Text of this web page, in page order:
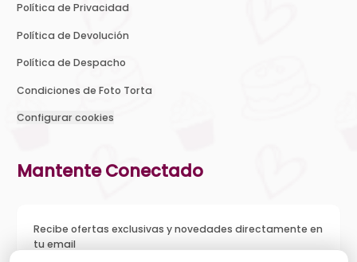
Política de Privacidad
Política de Devolución
Política de Despacho
Condiciones de Foto Torta
Configurar cookies
Mantente Conectado
Recibe ofertas exclusivas y novedades directamente en
tu email